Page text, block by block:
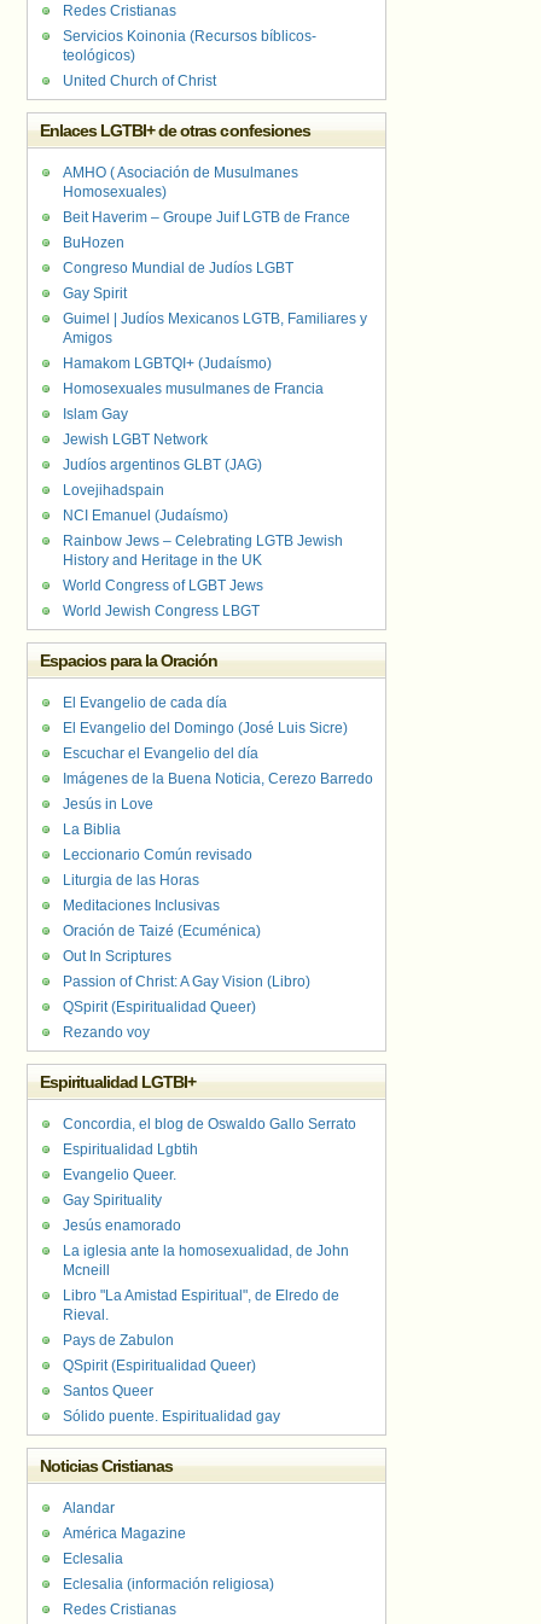
Redes Cristianas
Servicios Koinonia (Recursos bíblicos-
teológicos)
United Church of Christ
Enlaces LGTBI+ de otras confesiones
AMHO ( Asociación de Musulmanes
Homosexuales)
Beit Haverim – Groupe Juif LGTB de France
BuHozen
Congreso Mundial de Judíos LGBT
Gay Spirit
Guimel | Judíos Mexicanos LGTB, Familiares y
Amigos
Hamakom LGBTQI+ (Judaísmo)
Homosexuales musulmanes de Francia
Islam Gay
Jewish LGBT Network
Judíos argentinos GLBT (JAG)
Lovejihadspain
NCI Emanuel (Judaísmo)
Rainbow Jews – Celebrating LGTB Jewish
History and Heritage in the UK
World Congress of LGBT Jews
World Jewish Congress LBGT
Espacios para la Oración
El Evangelio de cada día
El Evangelio del Domingo (José Luis Sicre)
Escuchar el Evangelio del día
Imágenes de la Buena Noticia, Cerezo Barredo
Jesús in Love
La Biblia
Leccionario Común revisado
Liturgia de las Horas
Meditaciones Inclusivas
Oración de Taizé (Ecuménica)
Out In Scriptures
Passion of Christ: A Gay Vision (Libro)
QSpirit (Espiritualidad Queer)
Rezando voy
Espiritualidad LGTBI+
Concordia, el blog de Oswaldo Gallo Serrato
Espiritualidad Lgbtih
Evangelio Queer.
Gay Spirituality
Jesús enamorado
La iglesia ante la homosexualidad, de John
Mcneill
Libro "La Amistad Espiritual", de Elredo de
Rieval.
Pays de Zabulon
QSpirit (Espiritualidad Queer)
Santos Queer
Sólido puente. Espiritualidad gay
Noticias Cristianas
Alandar
América Magazine
Eclesalia
Eclesalia (información religiosa)
Redes Cristianas